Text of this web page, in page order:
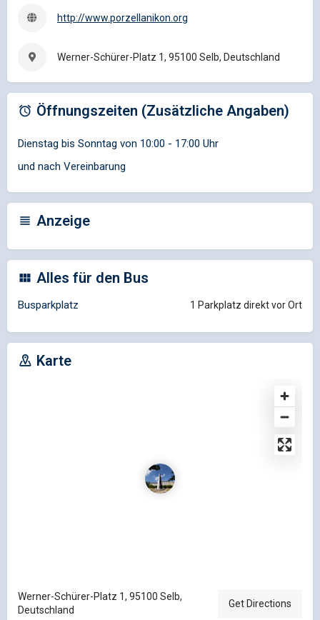
http://www.porzellanikon.org
Werner-Schürer-Platz 1, 95100 Selb, Deutschland
Öffnungszeiten (Zusätzliche Angaben)
Dienstag bis Sonntag von 10:00 - 17:00 Uhr
und nach Vereinbarung
Anzeige
Alles für den Bus
Busparkplatz 1 Parkplatz direkt vor Ort
Karte
Werner-Schürer-Platz 1, 95100 Selb,
Deutschland
Get Directions